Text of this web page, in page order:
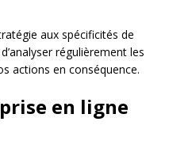
aux spécificités de
régulièrement les
actions en conséquence.
en ligne